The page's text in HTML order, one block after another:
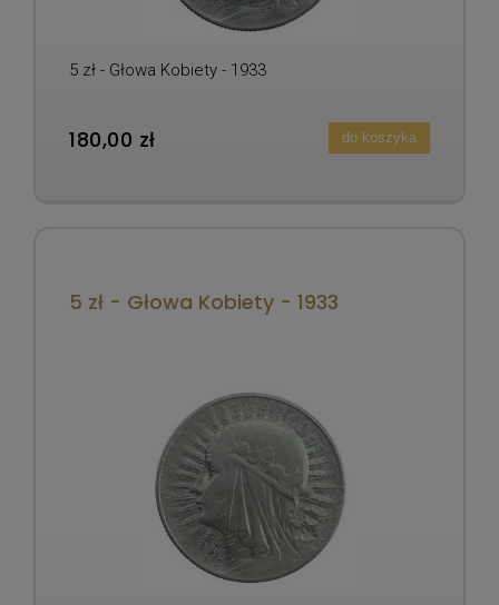
5 zł - Głowa Kobiety - 1933
180,00 zł do koszyka
5 zł - Głowa Kobiety - 1933